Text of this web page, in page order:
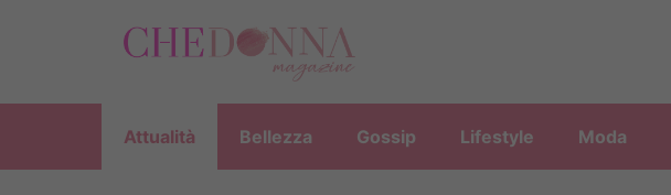
Attualità Bellezza Gossip Lifestyle Moda